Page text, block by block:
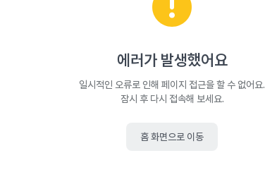
에러가 발생했어요
일시적인 오류로 인해 페이지 접근을 할 수 없어요.
잠시 후 다시 접속해 보세요.
홈 화면으로 이동